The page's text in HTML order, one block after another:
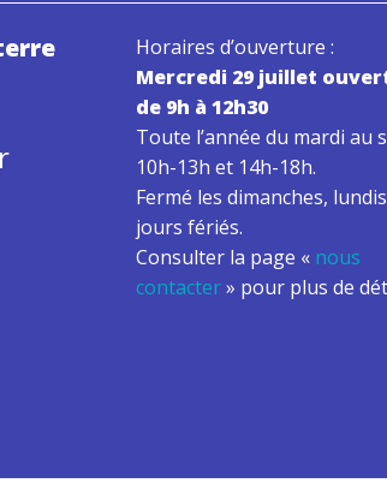
Horaires d’ouverture :
Mercredi 29 juillet
de 9h à 12h30
Toute l’année du mardi au
10h-13h et 14h-18h.
Fermé les dimanches,
jours fériés.
Consulter la page « nous
contacter» pour plus de